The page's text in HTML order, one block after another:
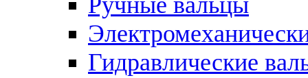
Гидравлические